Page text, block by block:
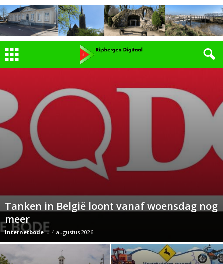
Tanken in België loont vanaf woensdag nog
meer
Internetbode - 4 augustus 2026